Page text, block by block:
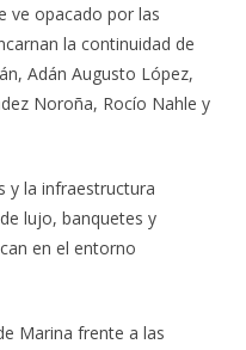
ve opacado por las
la continuidad de
Adán Augusto López,
Noroña, Rocío Nahle y
y la infraestructura
lujo, banquetes y
en el entorno
Marina frente a las